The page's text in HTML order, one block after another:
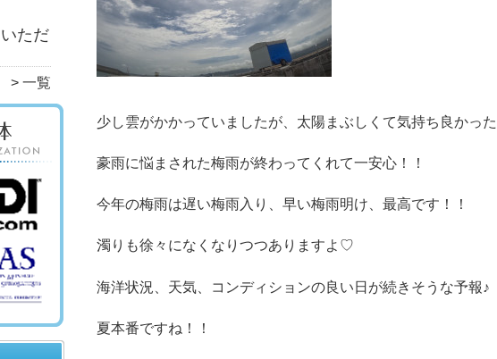
ただ
一覧
少し雲がかかっていましたが、太陽まぶしくて気持ち良かっ
豪雨に悩まされた梅雨が終わってくれて一安心！！
今年の梅雨は遅い梅雨入り、早い梅雨明け、最高です！！
濁りも徐々になくなりつつありますよ♡
海洋状況、天気、コンディションの良い日が続きそうな予報♪
夏本番ですね！！